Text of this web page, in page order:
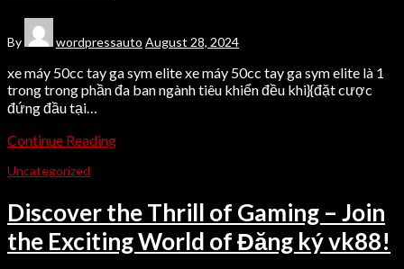
By wordpressauto August 28, 2024
xe máy 50cc tay ga sym elite xe máy 50cc tay ga sym elite là 1
trong trong phần đa ban ngành tiêu khiển đều khi}{đặt cược
đứng đầu tại…
Continue Reading
Uncategorized
Discover the Thrill of Gaming – Join
the Exciting World of Đăng ký vk88!